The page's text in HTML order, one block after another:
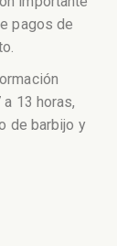
pagos de
13 horas,
de barbijo y